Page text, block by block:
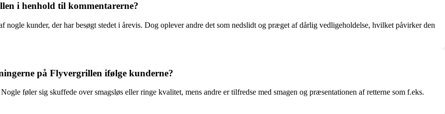
i henhold til kommentarerne?
kunder, der har besøgt stedet i årevis. Dog oplever andre det som nedslidt og præget af dårlig vedligeholdelse, hvilket påvirker den
på Flyvergrillen ifølge kunderne?
føler sig skuffede over smagsløs eller ringe kvalitet, mens andre er tilfredse med smagen og præsentationen af retterne som f.eks.